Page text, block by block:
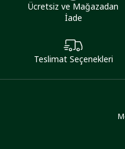
Ücretsiz ve Mağazadan
İade
Teslimat Seçenekleri